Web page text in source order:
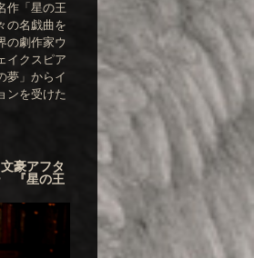
作「星の王
の名戯曲を
の劇作家ウ
イクスピア
夢」からイ
ンを受けた
豪アフタ
『星の王